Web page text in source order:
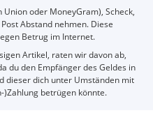
oder MoneyGram), Scheck,
Abstand nehmen. Diese
Betrug im Internet.
Artikel, raten wir davon ab,
du den Empfänger des Geldes in
dieser dich unter Umständen mit
)Zahlung betrügen könnte.